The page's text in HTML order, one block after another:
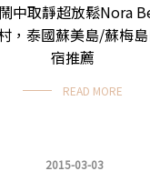
鬧中取靜超放鬆Nora
，泰國蘇美島/蘇梅
宿推薦
READ MORE
2015-03-03